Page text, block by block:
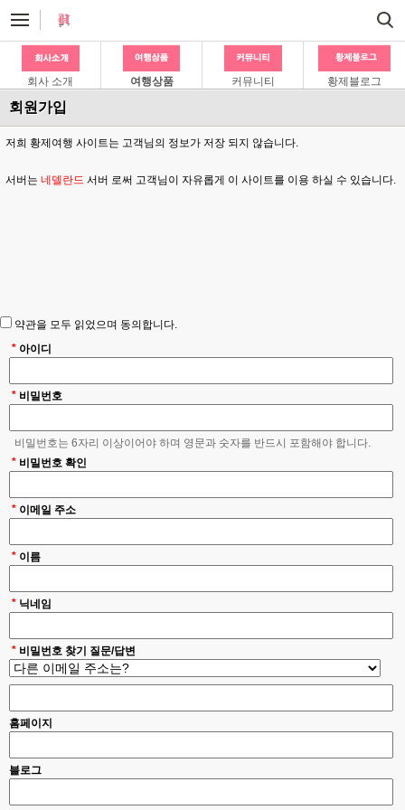
회사 소개 여행상품 커뮤니티 황제블로그
회원가입
저희 황제여행 사이트는 고객님의 정보가 저장 되지 않습니다.
서버는 네델란드 서버 로써 고객님이 자유롭게 이 사이트를 이용 하실 수 있습니다.
약관을 모두 읽었으며 동의합니다.
아이디
*
비밀번호
*
비밀번호는 6자리 이상이어야 하며 영문과 숫자를 반드시 포함해야 합니다.
비밀번호 확인
*
* 이메일 주소
* 이름
* 닉네임
* 비밀번호 찾기 질문/답변
홈페이지
블로그